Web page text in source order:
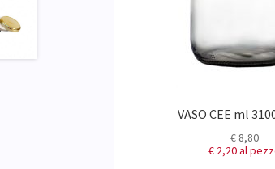
VASO CEE ml
€ 8,80
€ 2,20al